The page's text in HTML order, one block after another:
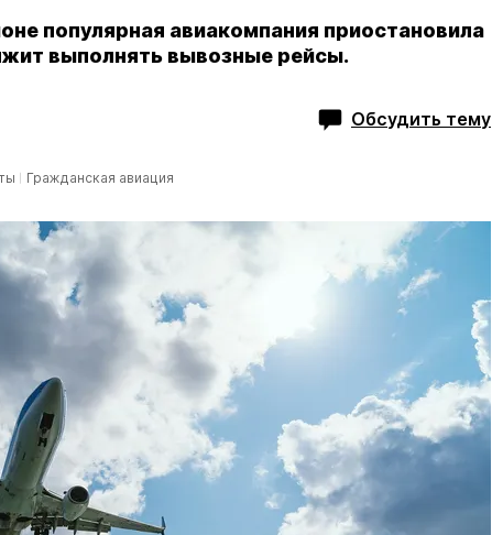
популярная авиакомпания приостановила
выполнять вывозные рейсы.
Обсудить тему
Гражданская авиация